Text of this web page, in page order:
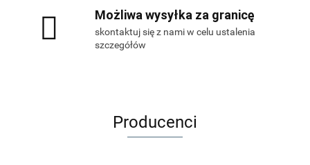
Możliwa wysyłka za granicę
skontaktuj się z nami w celu ustalenia
szczegółów
Producenci